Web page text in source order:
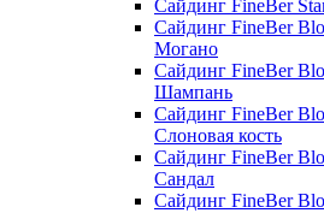
Сайдинг FineBer
Сайдинг FineBer
Могано
Сайдинг FineBer
Шампань
Сайдинг FineBer
Слоновая кость
Сайдинг FineBer
Сандал
Сайдинг FineBer